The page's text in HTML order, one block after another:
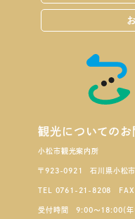
観光についてのお
小松市観光案内所
〒923-0921 石川県小松
TEL 0761-21-8208
受付時間 9:00～18:00（年